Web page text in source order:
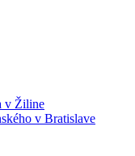
v Žiline
v Bratislave